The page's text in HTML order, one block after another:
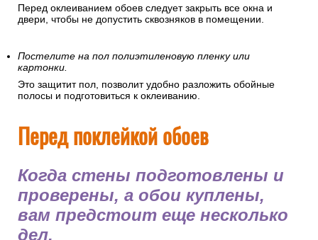
Перед оклеиванием обоев следует закрыть все окна и
двери, чтобы не допустить сквозняков в помещении.
Постелите на пол полиэтиленовую пленку или
картонки.
Это защитит пол, позволит удобно разложить обойные
полосы и подготовиться к оклеиванию.
Перед поклейкой обоев
Когда стены подготовлены и
проверены, а обои куплены,
вам предстоит еще несколько
дел.